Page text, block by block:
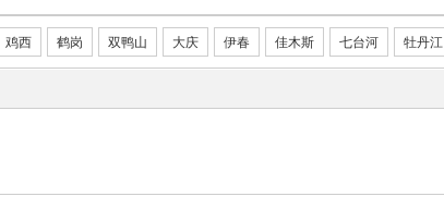
鸡西 鹤岗 双鸭山 大庆 伊春 佳木斯 七台河 牡丹江